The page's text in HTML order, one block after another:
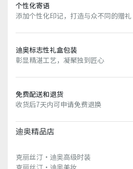
个性化寄语
添加个性化印记，打造与众不同的赠礼
迪奥标志性礼盒包装
彰显精湛工艺，凝聚独到匠心
免费配送和退货
收货后7天内可申请免费退换
迪奥精品店
克丽丝汀·迪奥高级时装